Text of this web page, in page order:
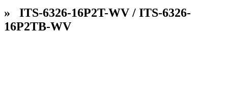
» ITS-6326-16P2T-WV / ITS-6326-
16P2TB-WV